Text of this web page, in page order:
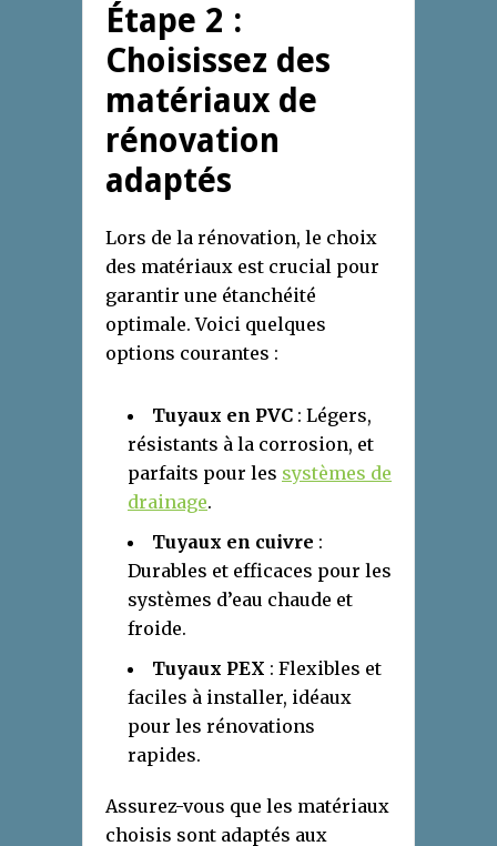
Étape 2 :
Choisissez des
matériaux de
rénovation
adaptés
Lors de la rénovation, le choix
des matériaux est crucial pour
garantir une étanchéité
optimale. Voici quelques
options courantes :
Tuyaux en PVC : Légers,
résistants à la corrosion, et
parfaits pour les systèmes de
drainage.
Tuyaux en cuivre :
Durables et efficaces pour les
systèmes d’eau chaude et
froide.
Tuyaux PEX : Flexibles et
faciles à installer, idéaux
pour les rénovations
rapides.
Assurez-vous que les matériaux
choisis sont adaptés aux